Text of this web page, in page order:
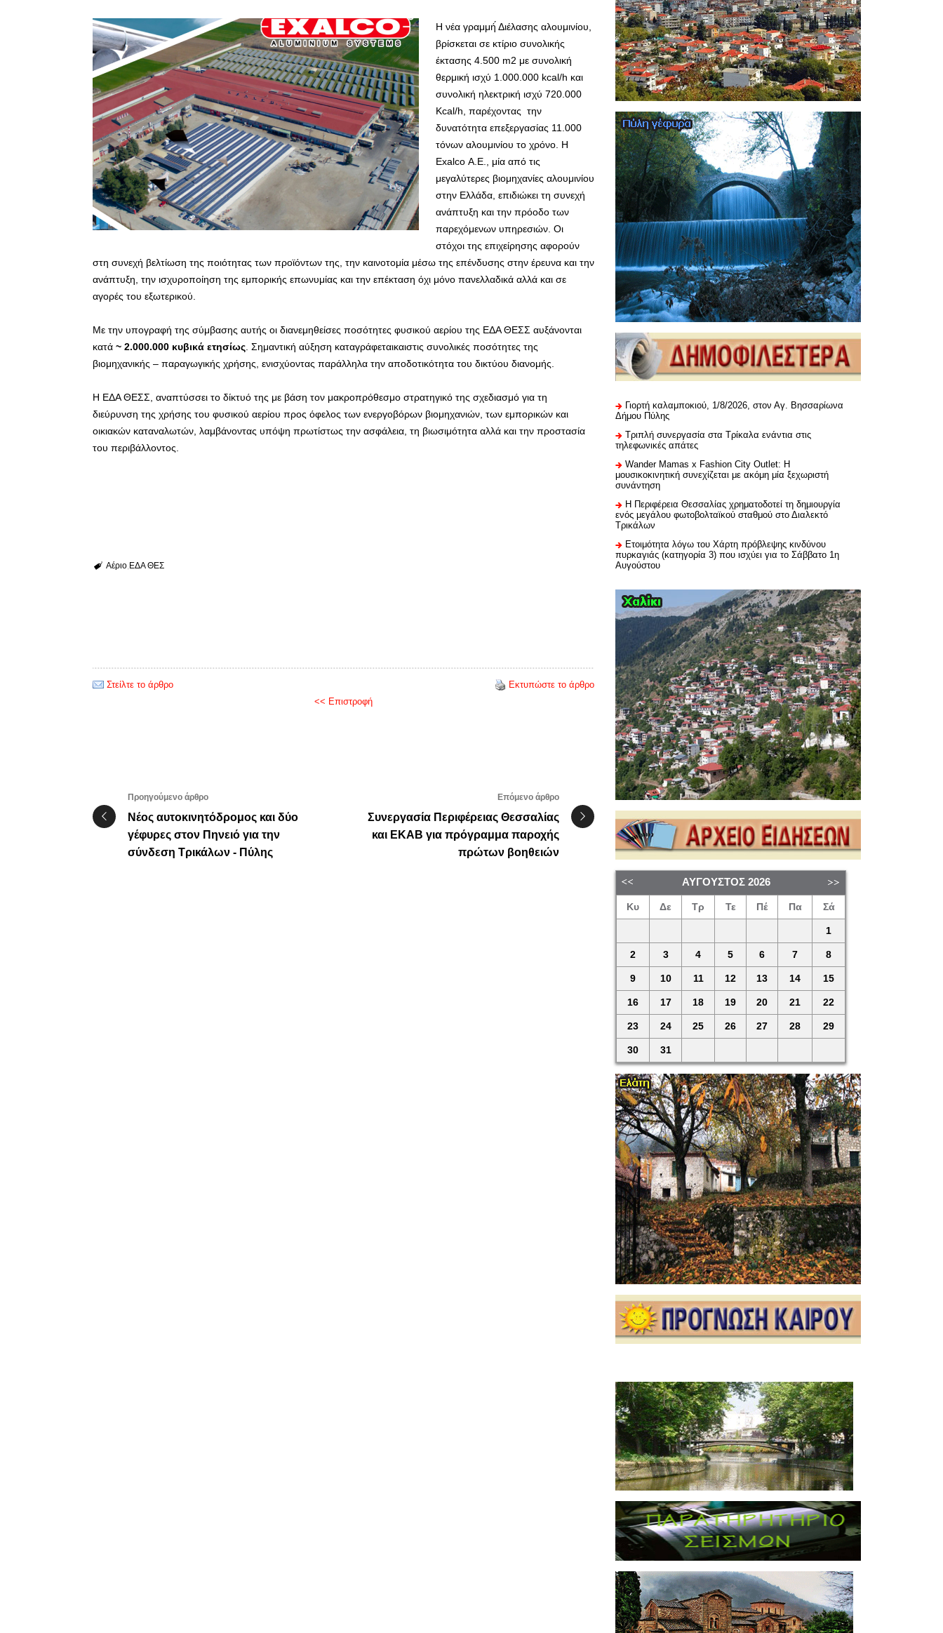
Η νέα γραμμή́ Διέλασης αλουμινίου,
βρίσκεται σε κτίριο συνολικής
έκτασης 4.500 m2 με συνολική
θερμική ισχύ 1.000.000 kcal/h και
συνολική ηλεκτρική ισχύ 720.000
Kcal/h, παρέχοντας την
δυνατότητα επεξεργασίας 11.000
τόνων αλουμινίου το χρόνο. Η
Exalco Α.Ε., μία από τις
μεγαλύτερες βιομηχανίες αλουμινίου
στην Ελλάδα, επιδιώκει τη συνεχή
ανάπτυξη και την πρόοδο των
παρεχόμενων υπηρεσιών. Οι
στόχοι της επιχείρησης αφορούν
στη συνεχή βελτίωση της ποιότητας των προϊόντων της, την καινοτομία μέσω της επένδυσης στην έρευνα και την
ανάπτυξη, την ισχυροποίηση της εμπορικής επωνυμίας και την επέκταση όχι μόνο πανελλαδικά αλλά και σε
αγορές του εξωτερικού.
Με την υπογραφή της σύμβασης αυτής οι διανεμηθείσες ποσότητες φυσικού αερίου της ΕΔΑ ΘΕΣΣ αυξάνονται
κατά ~ 2.000.000 κυβικά ετησίως . Σημαντική αύξηση καταγράφεταικαιστις συνολικές ποσότητες της
βιομηχανικής – παραγωγικής χρήσης, ενισχύοντας παράλληλα την αποδοτικότητα του δικτύου διανομής.
Η ΕΔΑ ΘΕΣΣ, αναπτύσσει το δίκτυό της με βάση τον μακροπρόθεσμο στρατηγικό της σχεδιασμό για τη
διεύρυνση της χρήσης του φυσικού αερίου προς όφελος των ενεργοβόρων βιομηχανιών, των εμπορικών και
οικιακών καταναλωτών, λαμβάνοντας υπόψη πρωτίστως την ασφάλεια, τη βιωσιμότητα αλλά και την προστασία
του περιβάλλοντος.
Αέριο ΕΔΑ ΘΕΣ
Στείλτε το άρθρο
Εκτυπώστε το άρθρο
<< Επιστροφή
Προηγούμενο άρθρο
Νέος αυτοκινητόδρομος και δύο
γέφυρες στον Πηνειό για την
σύνδεση Τρικάλων - Πύλης
Επόμενο άρθρο
Συνεργασία Περιφέρειας Θεσσαλίας
και ΕΚΑΒ για πρόγραμμα παροχής
πρώτων βοηθειών
Γιορτή καλαμποκιού, 1/8/2026, στον Αγ. Βησσαρίωνα
Δήμου Πύλης
Τριπλή συνεργασία στα Τρίκαλα ενάντια στις
τηλεφωνικές απάτες
Wander Mamas x Fashion City Outlet: Η
μουσικοκινητική συνεχίζεται με ακόμη μία ξεχωριστή
συνάντηση
H Περιφέρεια Θεσσαλίας χρηματοδοτεί τη δημιουργία
ενός μεγάλου φωτοβολταϊκού σταθμού στο Διαλεκτό
Τρικάλων
Ετοιμότητα λόγω του Χάρτη πρόβλεψης κινδύνου
πυρκαγιάς (κατηγορία 3) που ισχύει για το Σάββατο 1η
Αυγούστου
ΑΎΓΟΥΣΤΟΣ 2026
Κυ Δε Τρ Τε Πέ Πα Σά
1
2 3 4 5 6 7 8
9 10 11 12 13 14 15
16 17 18 19 20 21 22
23 24 25 26 27 28 29
30 31